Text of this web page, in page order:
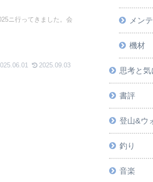
ニ行ってきました。会
2025.09.03
メン
機材
思考と気
書評
登山&ウ
釣り
音楽